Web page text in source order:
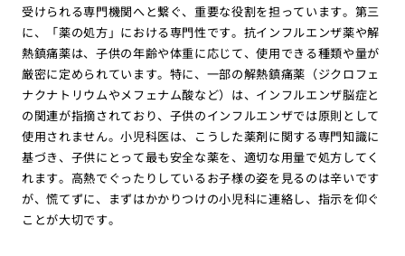
受けられる専門機関へと繋ぐ、重要な役割を担っています。第三
に、「薬の処方」における専門性です。抗インフルエンザ薬や解
熱鎮痛薬は、子供の年齢や体重に応じて、使用できる種類や量が
厳密に定められています。特に、一部の解熱鎮痛薬（ジクロフェ
ナクナトリウムやメフェナム酸など）は、インフルエンザ脳症と
の関連が指摘されており、子供のインフルエンザでは原則として
使用されません。小児科医は、こうした薬剤に関する専門知識に
基づき、子供にとって最も安全な薬を、適切な用量で処方してく
れます。高熱でぐったりしているお子様の姿を見るのは辛いです
が、慌てずに、まずはかかりつけの小児科に連絡し、指示を仰ぐ
ことが大切です。